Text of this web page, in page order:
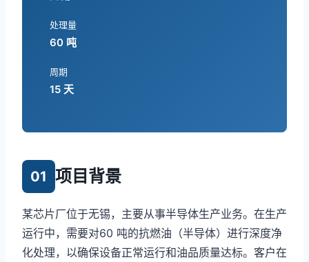
处理量
60 吨
周期
15 天
01 项目背景
某芯片厂位于无锡，主要从事半导体生产业务。在生产
运行中，需要对60 吨的抗燃油（半导体）进行深度净
化处理，以确保设备正常运行和油品质量达标。客户在